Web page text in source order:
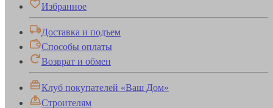
Избранное
Доставка и подъем
Способы оплаты
Возврат и обмен
Клуб покупателей «Ваш Дом»
Строителям